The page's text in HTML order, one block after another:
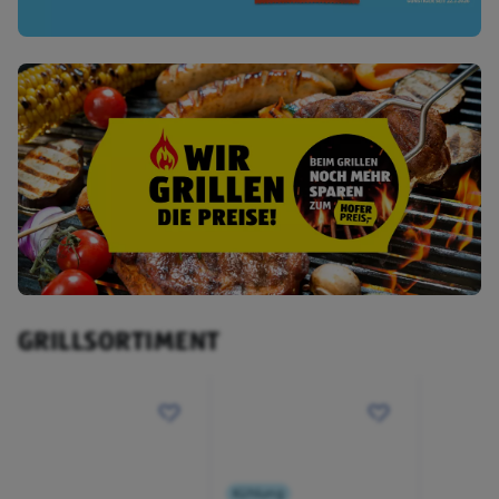
GRILLSORTIMENT
Kühlung